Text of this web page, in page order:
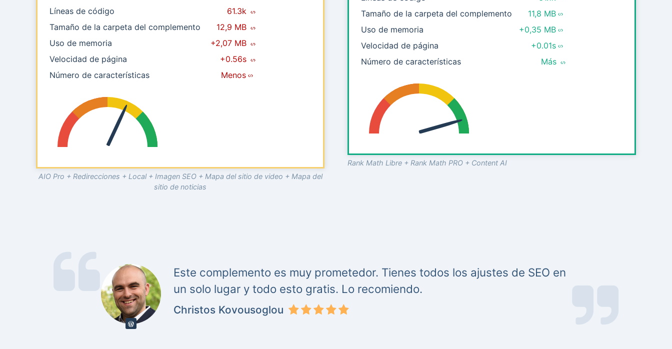
Líneas de código
61.3k
Tamaño de la carpeta del complemento
12,9 MB
Uso de memoria
+2,07 MB
Velocidad de página
+0.56s
Número de características
Menos
AIO Pro + Redirecciones + Local + Imagen SEO + Mapa del sitio de video + Mapa del
sitio de noticias
Tamaño de la carpeta del complemento
11,8 MB
Uso de memoria
+0,35 MB
Velocidad de página
+0.01s
Número de características
Más
Rank Math Libre + Rank Math PRO + Content AI
Este complemento es muy prometedor. Tienes todos los ajustes de SEO en
un solo lugar y todo esto gratis. Lo recomiendo.
Christos Kovousoglou